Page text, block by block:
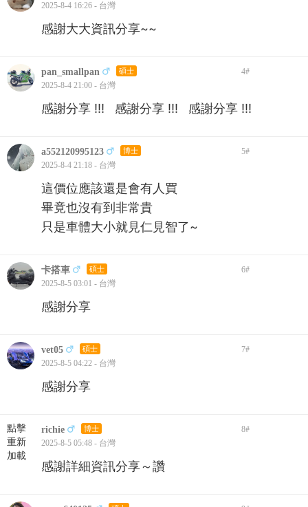
2025-8-4 16:26 - 台灣
感謝大大資訊分享~~
pan_smallpan 碩士 4#
2025-8-4 21:00 - 台灣
感謝分享 !!! 感謝分享 !!! 感謝分享 !!!
a552120995123 博士 5#
2025-8-4 21:18 - 台灣
這價位應該還是會有人買
畢竟也沒有到非常貴
只是車體大小就見仁見智了~
卡搭車 碩士 6#
2025-8-5 03:01 - 台灣
感謝分享
vet05 碩士 7#
2025-8-5 04:22 - 台灣
感謝分享
點擊
重新
加載
richie 博士 8#
2025-8-5 05:48 - 台灣
感謝詳細資訊分享～讚